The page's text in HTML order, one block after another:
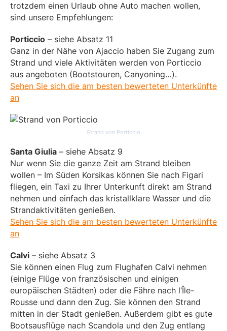
trotzdem einen Urlaub ohne Auto machen wollen,
sind unsere Empfehlungen:
Porticcio – siehe Absatz 11
Ganz in der Nähe von Ajaccio haben Sie Zugang zum
Strand und viele Aktivitäten werden von Porticcio
aus angeboten (Bootstouren, Canyoning…).
Sehen Sie sich die am besten bewerteten Unterkünfte
an
Strand von Porticcio
Santa Giulia – siehe Absatz 9
Nur wenn Sie die ganze Zeit am Strand bleiben
wollen – Im Süden Korsikas können Sie nach Figari
fliegen, ein Taxi zu Ihrer Unterkunft direkt am Strand
nehmen und einfach das kristallklare Wasser und die
Strandaktivitäten genießen.
Sehen Sie sich die am besten bewerteten Unterkünfte
an
Calvi – siehe Absatz 3
Sie können einen Flug zum Flughafen Calvi nehmen
(einige Flüge von französischen und einigen
europäischen Städten) oder die Fähre nach l’Île-
Rousse und dann den Zug. Sie können den Strand
mitten in der Stadt genießen. Außerdem gibt es gute
Bootsausflüge nach Scandola und den Zug entlang